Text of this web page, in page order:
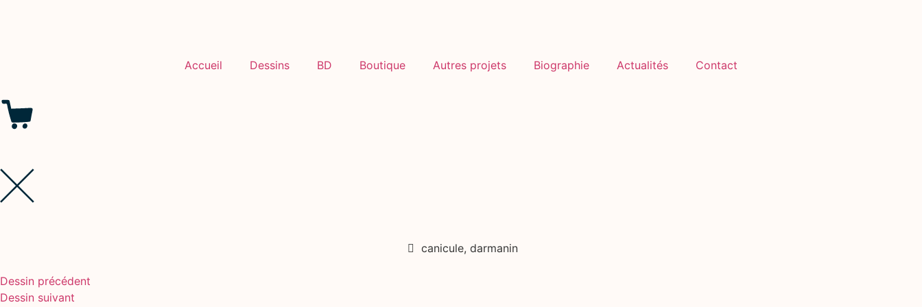
Accueil Dessins BD Boutique Autres projets Biographie Actualités Contact
canicule, darmanin
Dessin précédent
Dessin suivant